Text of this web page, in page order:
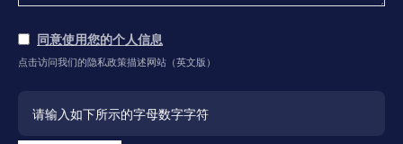
同意使用您的个人信息
点击访问我们的隐私政策描述网站（英文版）